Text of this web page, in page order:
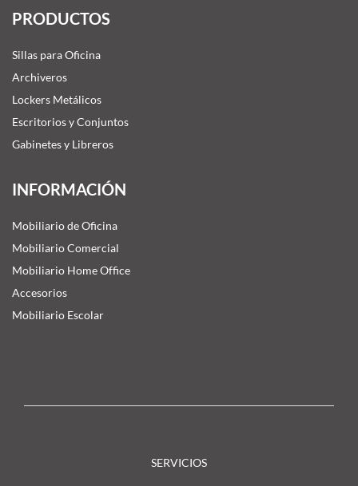
PRODUCTOS
Sillas para Oficina
Archiveros
Lockers Metálicos
Escritorios y Conjuntos
Gabinetes y Libreros
INFORMACIÓN
Mobiliario de Oficina
Mobiliario Comercial
Mobiliario Home Office
Accesorios
Mobiliario Escolar
SERVICIOS